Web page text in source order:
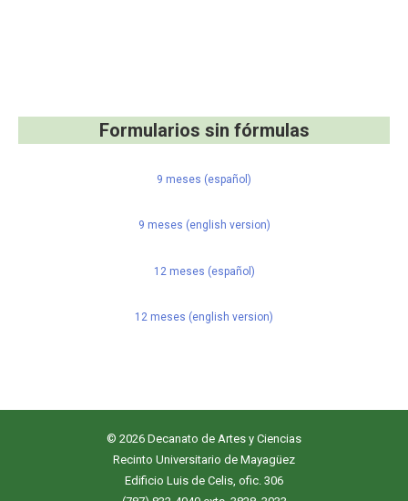
Formularios sin fórmulas
9 meses (español)
9 meses (english version)
12 meses (español)
12 meses (english version)
© 2026 Decanato de Artes y Ciencias
Recinto Universitario de Mayagüez
Edificio Luis de Celis, ofic. 306